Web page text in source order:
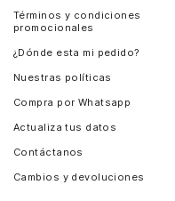
Términos y condiciones
promocionales
¿Dónde esta mi pedido?
Nuestras políticas
Compra por Whatsapp
Actualiza tus datos
Contáctanos
Cambios y devoluciones